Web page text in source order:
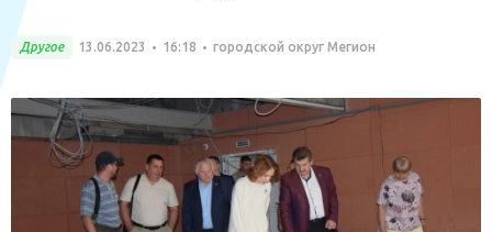
Другое 13.06.2023 16:18 городской округ Мегион